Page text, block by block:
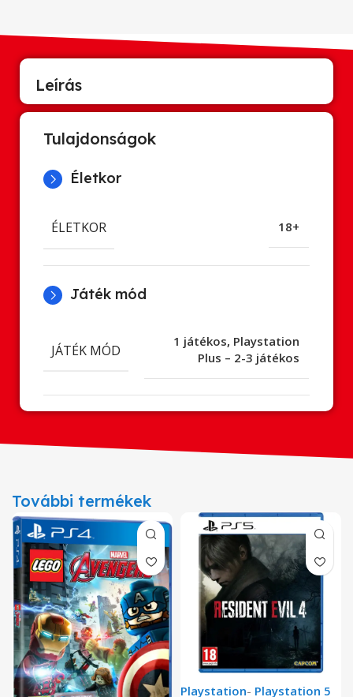
Leírás
Tulajdonságok
Életkor
ÉLETKOR 18+
Játék mód
JÁTÉK MÓD
1 játékos, Playstation
Plus – 2-3 játékos
További termékek
Playstation- Playstation 5